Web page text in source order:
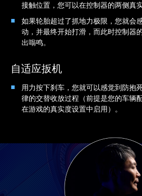
接触位置，您可以在控制器的两侧真
如果轮胎超过了抓地力极限，您就会
动，并最终开始打滑，而此时控制器
出嗡鸣。
自适应扳机
用力按下刹车，您就可以感觉到防抱
律的交替收放过程（前提是您的车辆
在游戏的真实度设置中启用）。